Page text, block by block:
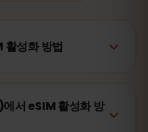
성화 방법
서 eSIM 활성화 방